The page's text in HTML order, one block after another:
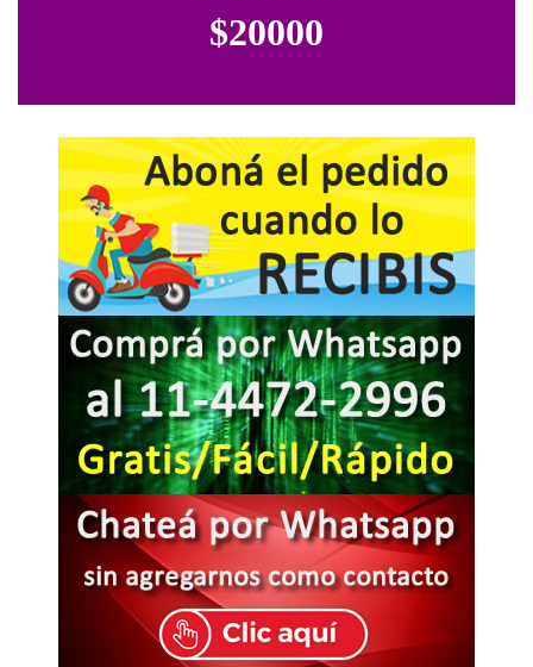
$20000